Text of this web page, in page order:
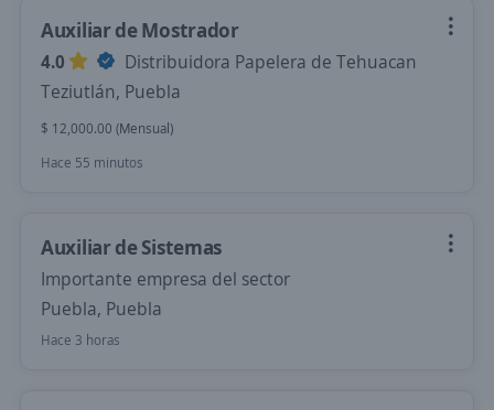
Auxiliar de Mostrador
4.0
Distribuidora Papelera de Tehuacan
Teziutlán, Puebla
$ 12,000.00 (Mensual)
Hace 55 minutos
Auxiliar de Sistemas
Importante empresa del sector
Puebla, Puebla
Hace 3 horas